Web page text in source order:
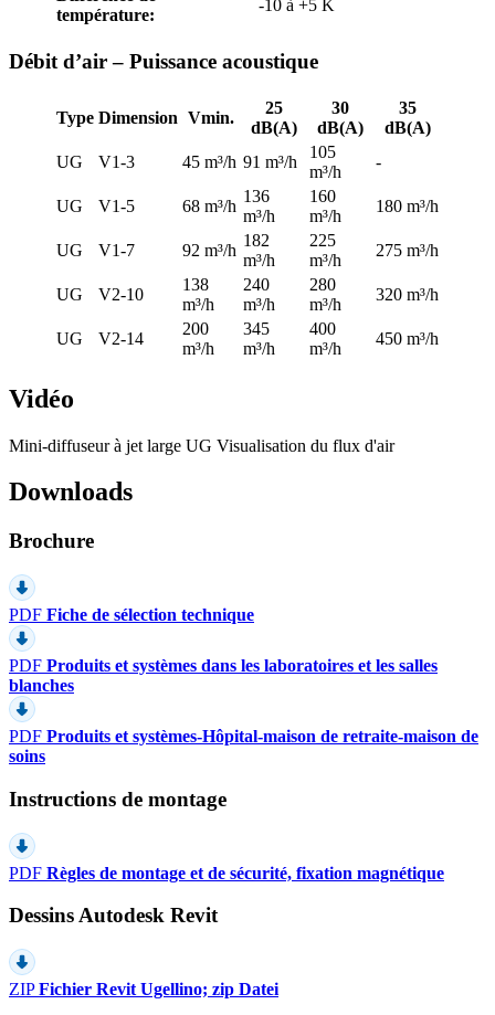
température:
-10 à +5 K
Débit d’air – Puissance acoustique
Type Dimension Vmin.
25
dB(A)
30
dB(A)
35
dB(A)
UG
V1-3 45 m³/h 91 m³/h
105
m³/h
-
UG V1-5 68 m³/h
136
m³/h
160
m³/h
180 m³/h
UG V1-7 92 m³/h
182
m³/h
225
m³/h
275 m³/h
UG V2-10
138
m³/h
240
m³/h
280
m³/h
320 m³/h
UG V2-14
200
m³/h
345
m³/h
400
m³/h
450 m³/h
Vidéo
Mini-diffuseur à jet large UG Visualisation du flux d'air
Downloads
Brochure
PDF Fiche de sélection technique
PDF Produits et systèmes dans les laboratoires et les salles
blanches
PDF Produits et systèmes-Hôpital-maison de retraite-maison de
soins
Instructions de montage
PDF Règles de montage et de sécurité, fixation magnétique
Dessins Autodesk Revit
ZIP Fichier Revit Ugellino; zip Datei